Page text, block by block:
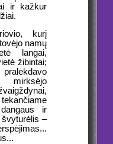
ir kažkur
kurį
namų
langai,
žibintai;
mirksėjo
ir
–